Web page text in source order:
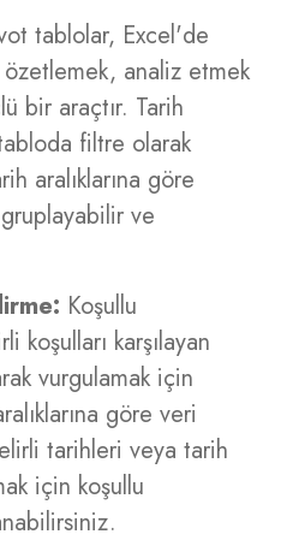
tablolar, Excel'de
analiz etmek
bir araçtır. Tarih
filtre olarak
aralıklarına göre
ve
Koşullu
koşulları karşılayan
vurgulamak için
göre veri
tarihleri veya tarih
için koşullu